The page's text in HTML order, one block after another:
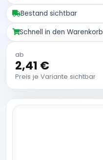
Bestand sichtbar
Schnell in den Warenkorb
ab
2,41 €
Preis je Variante sichtbar